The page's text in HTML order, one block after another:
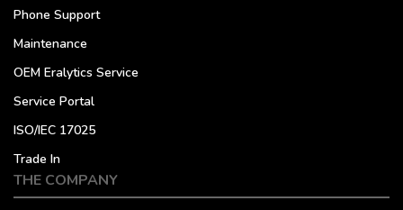
Phone Support
Maintenance
OEM Eralytics Service
Service Portal
ISO/IEC 17025
Trade In
THE COMPANY